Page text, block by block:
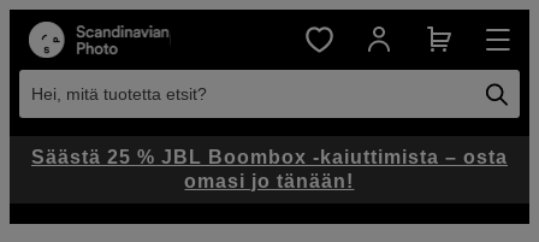
Hei, mitä tuotetta etsit?
Säästä 25 % JBL Boombox -kaiuttimista – osta
omasi jo tänään!